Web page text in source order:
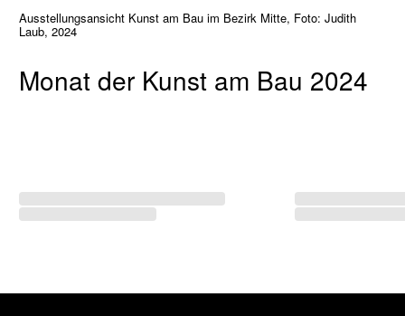
Ausstellungsansicht Kunst am Bau im Bezirk Mitte, Foto: Judith
Laub, 2024
Monat der Kunst am Bau 2024